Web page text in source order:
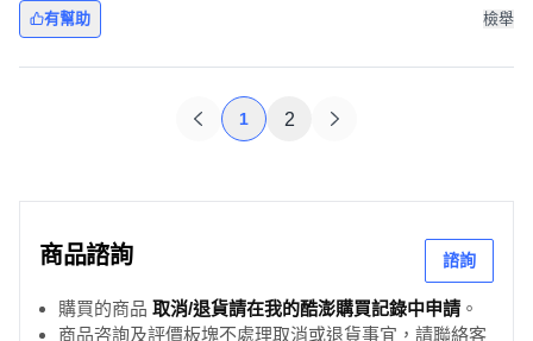
有幫助 檢舉
1 2
商品諮詢 諮詢
購買的商品 取消/退貨請在我的酷澎購買記錄中申請 。
商品咨詢及評價板塊不處理取消或退貨事宜，請聯絡客